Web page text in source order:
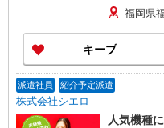
算・賞与あ
10h/月）・
援金（4000
ブあり ★交通
○。・゜+
給(規定有) お友達を紹介頂くと, インセンティブ支
給(規定有)
福岡県
キープ
派遣社員 紹介予定派遣
株式会社シエロ
人気機種